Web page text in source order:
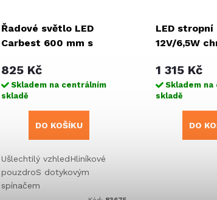
Řadové světlo LED
Carbest 600 mm s
825 Kč
Skladem na centrálním
skladě
DO KOŠÍKU
Ušlechtilý vzhledHliníkové
pouzdroS dotykovým
spínačem
LED
12V/6,5W
1 315 Kč
Skladem
skladě
DO